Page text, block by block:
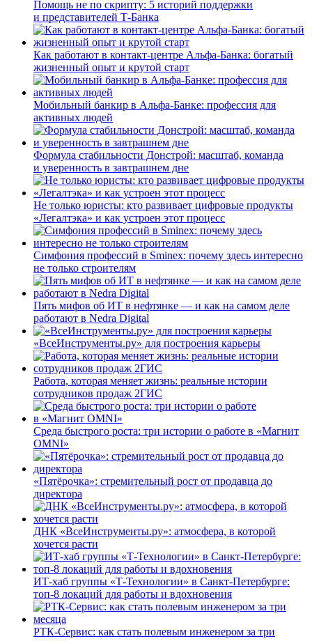
Помощь не по скрипту: 5 историй поддержки
и представителей Т-Банка
Как работают в контакт-центре Альфа-Банка: богатый
жизненный опыт и крутой старт
Мобильный банкир в Альфа-Банке: профессия для
активных людей
Формула стабильности Донстрой: масштаб, команда
и уверенность в завтрашнем дне
Не только юристы: кто развивает цифровые продукты
«Легалтэка» и как устроен этот процесс
Симфония профессий в Sminex: почему здесь интересно
не только строителям
Пять мифов об ИТ в нефтянке — и как на самом деле
работают в Nedra Digital
«ВсеИнструменты.ру» для построения карьеры
Работа, которая меняет жизнь: реальные истории
сотрудников продаж 2ГИС
Среда быстрого роста: три истории о работе в «Магнит
OMNI»
«Пятёрочка»: стремительный рост от продавца до
директора
ДНК «ВсеИнструменты.ру»: атмосфера, в которой
хочется расти
ИТ-хаб группы «Т-Технологии» в Санкт-Петербурге:
топ-8 локаций для работы и вдохновения
РТК-Сервис: как стать полевым инженером за три